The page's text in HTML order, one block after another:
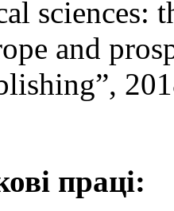
sciences:
and
праці: